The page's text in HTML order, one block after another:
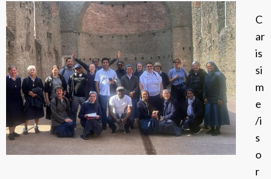
a
r
i
s
t
i
c
a
d
e
C
ar
is
si
m
e
/i
s
o
r